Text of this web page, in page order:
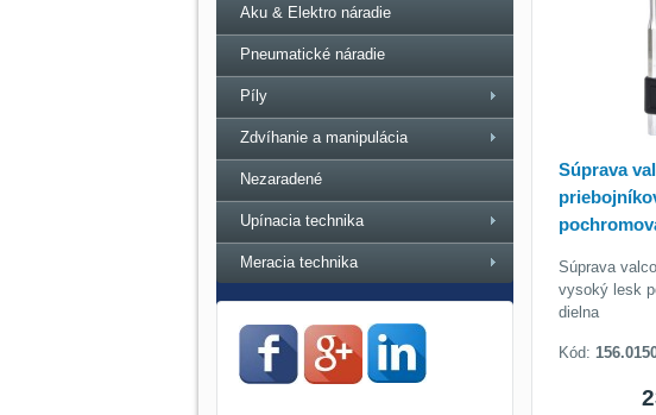
Súprava
Súprava
vysoký lesk
dielna
Kód:
Aku & Elektro náradie
Pneumatické náradie
Píly
Zdvíhanie a manipulácia
Nezaradené
Upínacia technika
Meracia technika